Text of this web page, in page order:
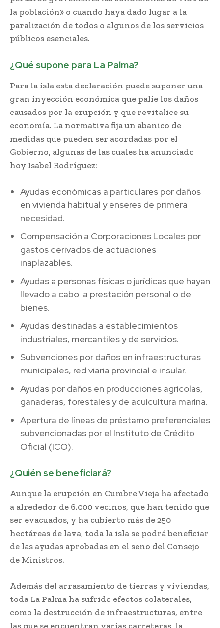
la población» o cuando haya dado lugar a la
paralización de todos o algunos de los servicios
públicos esenciales.
¿Qué supone para La Palma?
Para la isla esta declaración puede suponer una
gran inyección económica que palie los daños
causados por la erupción y que revitalice su
economía. La normativa fija un abanico de
medidas que pueden ser acordadas por el
Gobierno, algunas de las cuales ha anunciado
hoy Isabel Rodríguez:
Ayudas económicas a particulares por daños
en vivienda habitual y enseres de primera
necesidad.
Compensación a Corporaciones Locales por
gastos derivados de actuaciones
inaplazables.
Ayudas a personas físicas o jurídicas que hayan
llevado a cabo la prestación personal o de
bienes.
Ayudas destinadas a establecimientos
industriales, mercantiles y de servicios.
Subvenciones por daños en infraestructuras
municipales, red viaria provincial e insular.
Ayudas por daños en producciones agrícolas,
ganaderas, forestales y de acuicultura marina.
Apertura de líneas de préstamo preferenciales
subvencionadas por el Instituto de Crédito
Oficial (ICO).
¿Quién se beneficiará?
Aunque la erupción en Cumbre Vieja ha afectado
a alrededor de 6.000 vecinos, que han tenido que
ser evacuados, y ha cubierto más de 250
hectáreas de lava, toda la isla se podrá beneficiar
de las ayudas aprobadas en el seno del Consejo
de Ministros.
Además del arrasamiento de tierras y viviendas,
toda La Palma ha sufrido efectos colaterales,
como la destrucción de infraestructuras, entre
las que se encuentran varias carreteras, la